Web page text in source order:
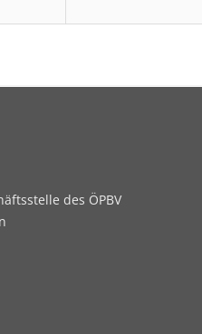
des ÖPBV